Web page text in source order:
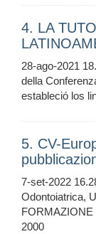
4. LA
28-ago-2021
della
estableció los
5. CV-
7-set-2022
Odontoiatrica,
FORMAZIONE
2000